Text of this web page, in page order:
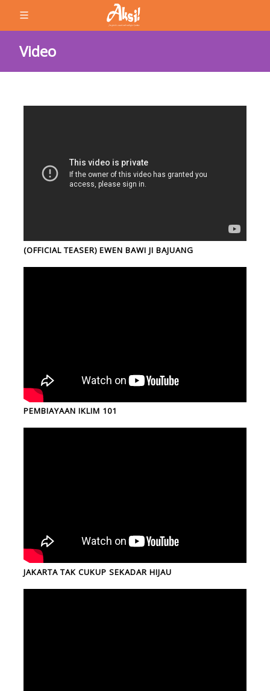
Video
(OFFICIAL TEASER) EWEN BAWI JI BAJUANG
PEMBIAYAAN IKLIM 101
JAKARTA TAK CUKUP SEKADAR HIJAU